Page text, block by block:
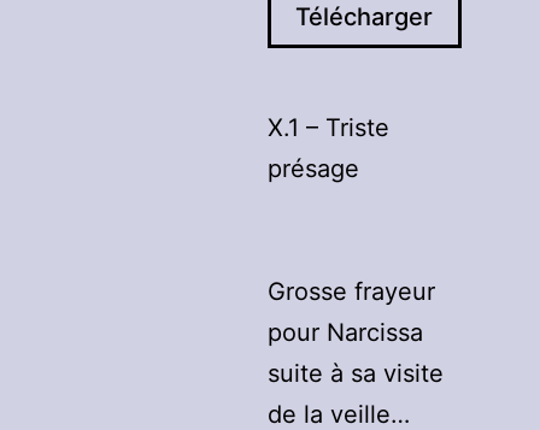
Télécharger
X.1 – Triste
présage
Grosse frayeur
pour Narcissa
suite à sa visite
de la veille…